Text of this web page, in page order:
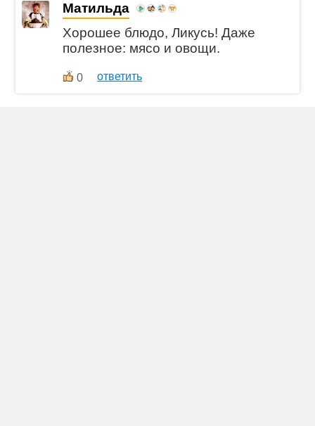
Матильда
Хорошее блюдо, Ликусь! Даже
полезное: мясо и овощи.
0 ответить